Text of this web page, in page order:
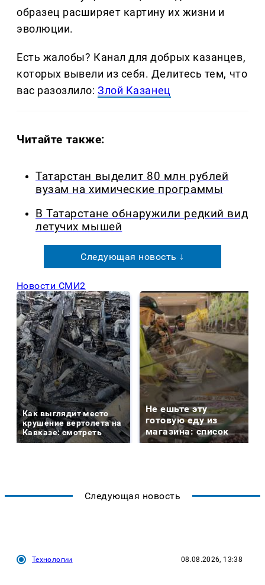
образец расширяет картину их жизни и
эволюции.
Есть жалобы? Канал для добрых казанцев,
которых вывели из себя. Делитеcь тем, что
вас разозлило:Злой Казанец
Читайте также:
Татарстан выделит 80 млн рублей
вузам на химические программы
В Татарстане обнаружили редкий вид
летучих мышей
Следующая новость ↓
Новости СМИ2
Как выглядит место
крушение вертолета на
Кавказе: смотреть
Не ешьте эту
готовую еду из
магазина: список
Следующая новость
Технологии 08.08.2026, 13:38